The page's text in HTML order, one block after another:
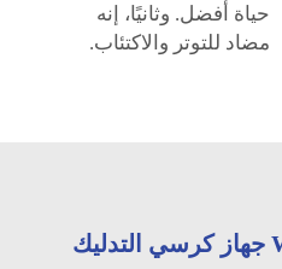
حياة أفضل. وثانيًا، إنه
مضاد للتوتر والاكتئاب.
Why choose GUOHENG جهاز كرسي التدليك